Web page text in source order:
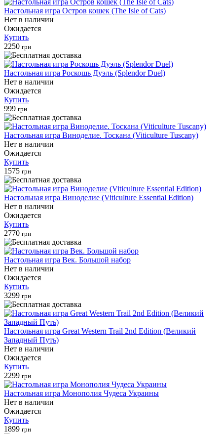
Настольная игра Остров кошек (The Isle of Cats)
Нет в наличии
Ожидается
Купить
2250 грн
Настольная игра Роскошь Дуэль (Splendor Duel)
Нет в наличии
Ожидается
Купить
999 грн
Настольная игра Виноделие. Тоскана (Viticulture Tuscany)
Нет в наличии
Ожидается
Купить
1575 грн
Настольная игра Виноделие (Viticulture Essential Edition)
Нет в наличии
Ожидается
Купить
2770 грн
Настольная игра Век. Большой набор
Нет в наличии
Ожидается
Купить
3299 грн
Настольная игра Great Western Trail 2nd Edition (Великий
Западный Путь)
Нет в наличии
Ожидается
Купить
2299 грн
Настольная игра Монополия Чудеса Украины
Нет в наличии
Ожидается
Купить
1899 грн